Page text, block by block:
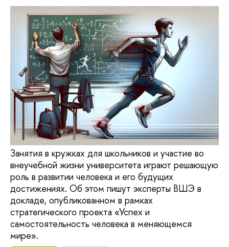
Занятия в кружках для школьников и участие во
внеучебной жизни университета играют решающую
роль в развитии человека и его будущих
достижениях. Об этом пишут эксперты ВШЭ в
докладе, опубликованном в рамках
стратегического проекта «Успех и
самостоятельность человека в меняющемся
мире».